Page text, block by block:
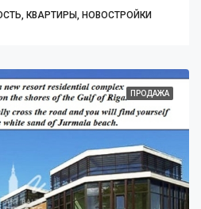
КВАРТИРЫ, НОВОСТРОЙКИ
ПРОДАЖА